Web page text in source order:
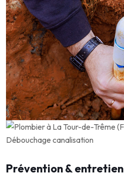
Prévention & entretien